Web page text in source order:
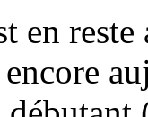
en